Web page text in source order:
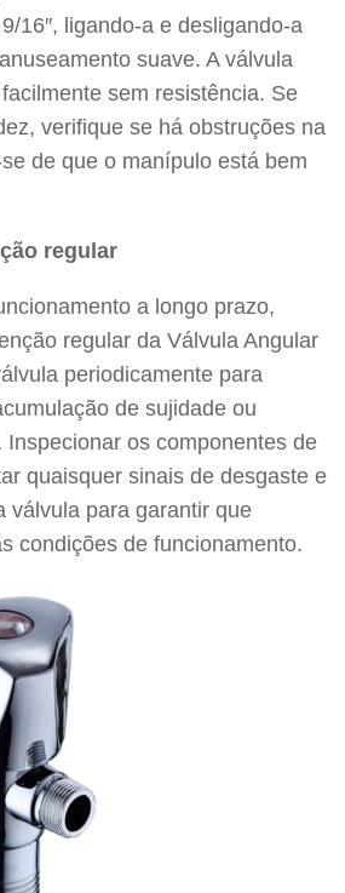
16″, ligando-a e desligando-a
suave. A válvula
sem resistência. Se
verifique se há obstruções na
de que o manípulo está bem
regular
a longo prazo,
regular da Válvula Angular
periodicamente para
de sujidade ou
os componentes de
quaisquer sinais de desgaste e
válvula para garantir que
condições de funcionamento.